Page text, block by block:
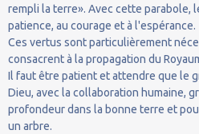
rempli la terre». Avec cette parabole,
patience, au courage et à l'espérance.
Ces vertus sont particulièrement
consacrent à la propagation du
Il faut être patient et attendre que le
Dieu, avec la collaboration humaine,
profondeur dans la bonne terre et
un arbre.